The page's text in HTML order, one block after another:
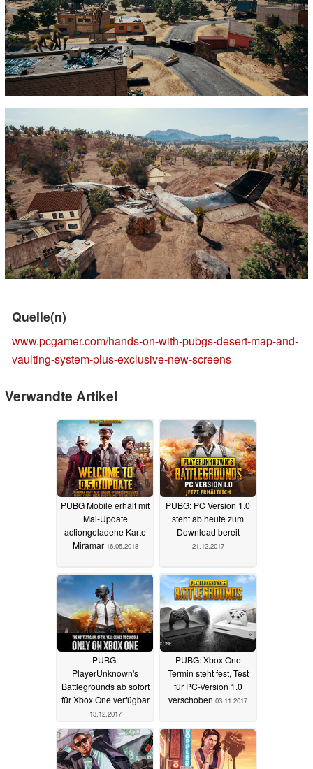
Quelle(n)
www.pcgamer.com/hands-on-with-pubgs-desert-map-and-
vaulting-system-plus-exclusive-new-screens
Verwandte Artikel
PUBG Mobile erhält mit
Mai-Update
actiongeladene Karte
Miramar 16.05.2018
PUBG: PC Version 1.0
steht ab heute zum
Download bereit
21.12.2017
PUBG:
PlayerUnknown's
Battlegrounds ab sofort
für Xbox One verfügbar
13.12.2017
PUBG: Xbox One
Termin steht fest, Test
für PC-Version 1.0
verschoben 03.11.2017